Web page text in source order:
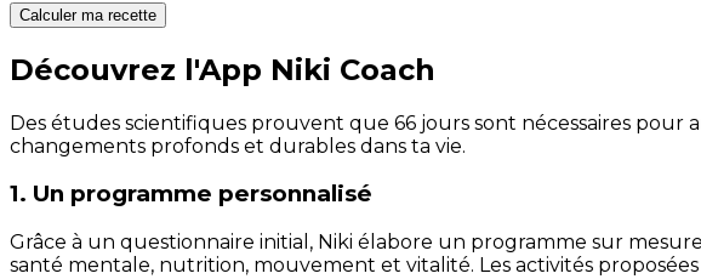
Calculer ma recette
Découvrez l'App Niki Coach
Des études scientifiques prouvent que 66 jours sont nécessaires
changements profonds et durables dans ta vie.
1. Un programme personnalisé
Grâce à un questionnaire initial, Niki élabore un programme sur
santé mentale, nutrition, mouvement et vitalité. Les activités